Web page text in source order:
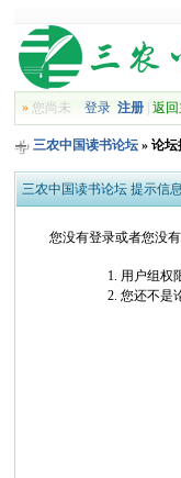
» 您尚未登录 注册 |返
三农中国读书论坛 » 论坛
三农中国读书论坛 提示信息
您没有登录或者您没
用户组权
您还不是